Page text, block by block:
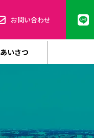
お問い合わせ
いさつ